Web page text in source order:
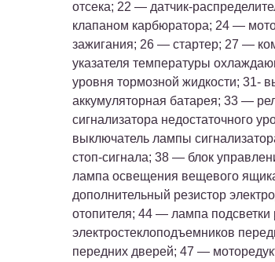
отсека; 22 — датчик-
клапаном карбюратора; 24 —
зажигания; 26 — стартер; 27 —
указателя температуры
уровня тормозной жидкости; 31-
аккумуляторная батарея; 33 —
сигнализатора недостаточного
выключатель лампы
стоп-сигнала; 38 — блок
лампа освещения вещевого
дополнительный резистор
отопителя; 44 — лампа
электростеклоподъемников
передних дверей; 47 —